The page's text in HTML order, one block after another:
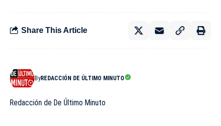
Share This Article
ByREDACCIÓN DE ÚLTIMO MINUTO
Redacción de De Último Minuto